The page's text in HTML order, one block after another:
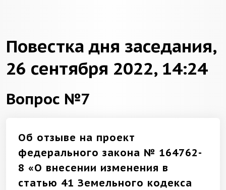
Повестка дня заседания,
26 сентября 2022, 14:24
Вопрос №7
Об отзыве на проект
федерального закона № 164762-
8 «О внесении изменения в
статью 41 Земельного кодекса